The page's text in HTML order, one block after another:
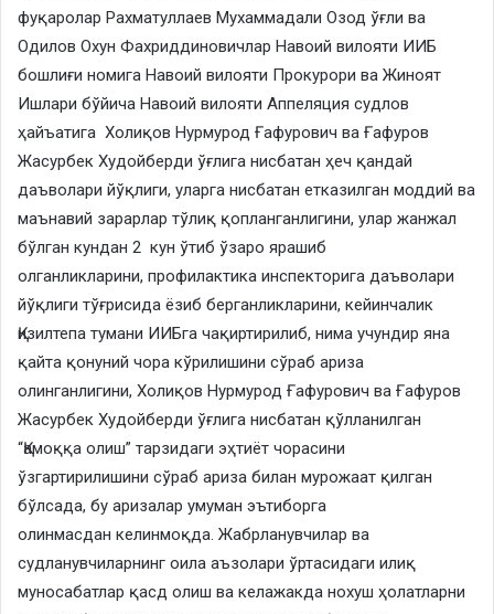
фуқаролар Рахматуллаев Мухаммадали Озод ўғли ва
Одилов Охун Фахриддиновичлар Навоий вилояти ИИБ
бошлиғи номига Навоий вилояти Прокурори ва Жиноят
Ишлари бўйича Навоий вилояти Аппеляция судлов
ҳайъатига Холиқов Нурмурод Ғафурович ва Ғафуров
Жасурбек Худойберди ўғлига нисбатан ҳеч қандай
даъволари йўқлиги, уларга нисбатан етказилган моддий ва
маънавий зарарлар тўлиқ қопланганлигини, улар жанжал
бўлган кундан 2 кун ўтиб ўзаро ярашиб
олганликларини, профилактика инспекторига даъволари
йўқлиги тўғрисида ёзиб берганликларини, кейинчалик
Қизилтепа тумани ИИБга чақиртирилиб, нима учундир яна
қайта қонуний чора кўрилишини сўраб ариза
олинганлигини, Холиқов Нурмурод Ғафурович ва Ғафуров
Жасурбек Худойберди ўғлига нисбатан қўлланилган
“Қамоққа олиш” тарзидаги эҳтиёт чорасини
ўзгартирилишини сўраб ариза билан мурожаат қилган
бўлсада, бу аризалар умуман эътиборга
олинмасдан келинмоқда. Жабрланувчилар ва
судланувчиларнинг оила аъзолари ўртасидаги илиқ
муносабатлар қасд олиш ва келажакда нохуш ҳолатларни